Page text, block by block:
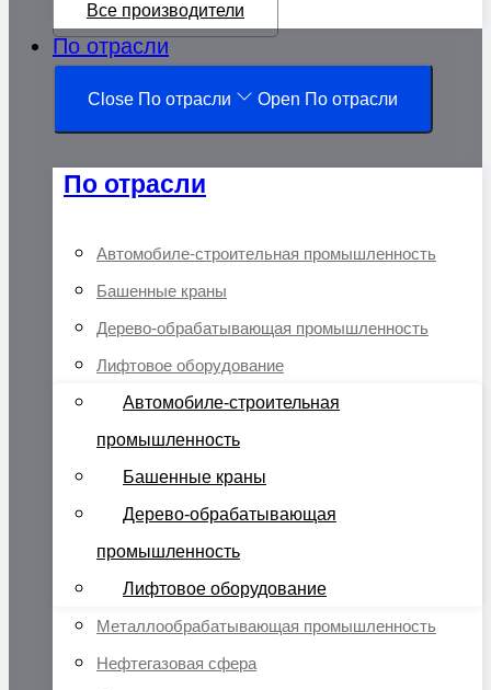
Все производители
По отрасли
Close По отрасли Open По отрасли
По отрасли
Автомобиле-строительная промышленность
Башенные краны
Дерево-обрабатывающая промышленность
Лифтовое оборудование
Автомобиле-строительная
промышленность
Башенные краны
Дерево-обрабатывающая
промышленность
Лифтовое оборудование
Металлообрабатывающая промышленность
Нефтегазовая сфера